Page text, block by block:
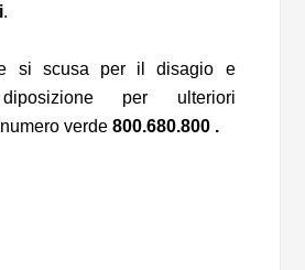
.
si scusa per il disagio e
per ulteriori
verde800.680.800 .